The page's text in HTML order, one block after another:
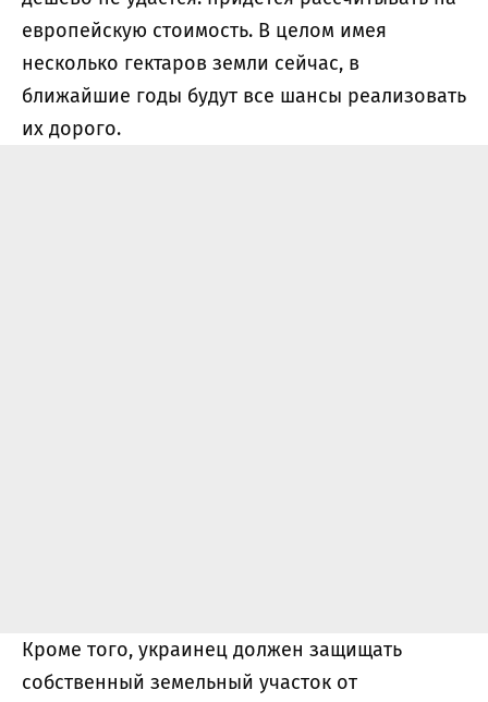
европейскую стоимость. В целом имея
несколько гектаров земли сейчас, в
ближайшие годы будут все шансы реализовать
их дорого.
Кроме того, украинец должен защищать
собственный земельный участок от